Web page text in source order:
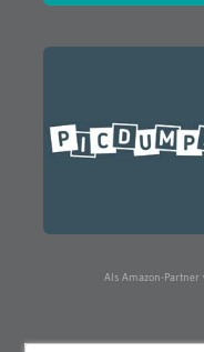
Als Amazon-Partner